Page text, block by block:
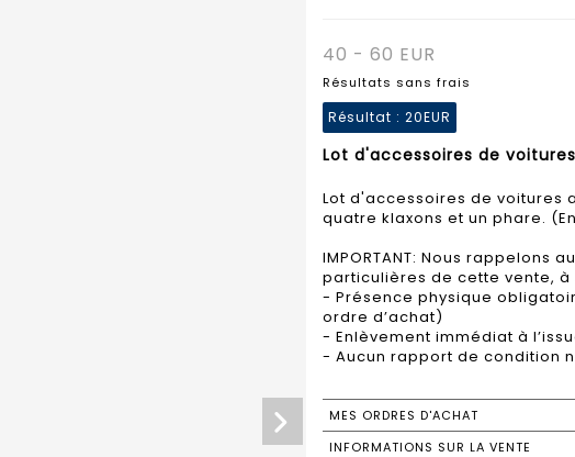
40 - 60 EUR
Résultats sans frais
Résultat : 20EUR
Lot d'accessoires de
Lot d'accessoires de voitures
quatre klaxons et un phare.
IMPORTANT: Nous rappelons
particulières de cette vente, à
- Présence physique
ordre d’achat)
- Enlèvement immédiat à
- Aucun rapport de condition
MES ORDRES D'ACHAT
INFORMATIONS SUR LA VENTE